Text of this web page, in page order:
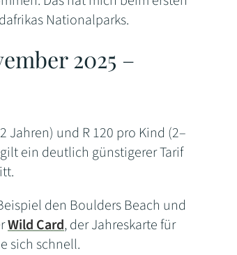
Nationalparks.
2025 –
Jahren) und R 120 pro Kind (2–
ein deutlich günstigerer Tarif
den Boulders Beach und
Wild Card, der Jahreskarte für
sich schnell.